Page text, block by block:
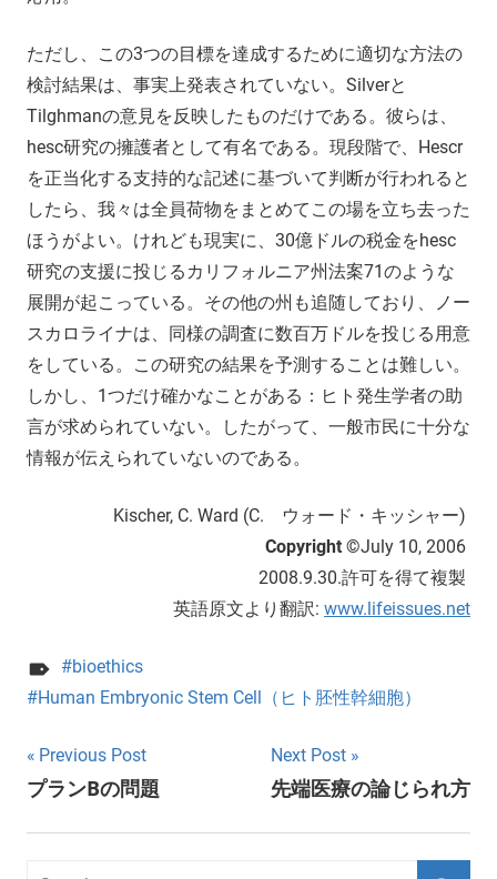
ただし、この3つの目標を達成するために適切な方法の
検討結果は、事実上発表されていない。Silverと
Tilghmanの意見を反映したものだけである。彼らは、
hesc研究の擁護者として有名である。現段階で、Hescr
を正当化する支持的な記述に基づいて判断が行われると
したら、我々は全員荷物をまとめてこの場を立ち去った
ほうがよい。けれども現実に、30億ドルの税金をhesc
研究の支援に投じるカリフォルニア州法案71のような
展開が起こっている。その他の州も追随しており、ノー
スカロライナは、同様の調査に数百万ドルを投じる用意
をしている。この研究の結果を予測することは難しい。
しかし、1つだけ確かなことがある：ヒト発生学者の助
言が求められていない。したがって、一般市民に十分な
情報が伝えられていないのである。
Kischer, C. Ward (C. ウォード・キッシャー)
Copyright ©July 10, 2006
2008.9.30.許可を得て複製
英語原文より翻訳: www.lifeissues.net
bioethics
Human Embryonic Stem Cell（ヒト胚性幹細胞）
Post
navigation
Previous Post
プランBの問題
Next Post
先端医療の論じられ方